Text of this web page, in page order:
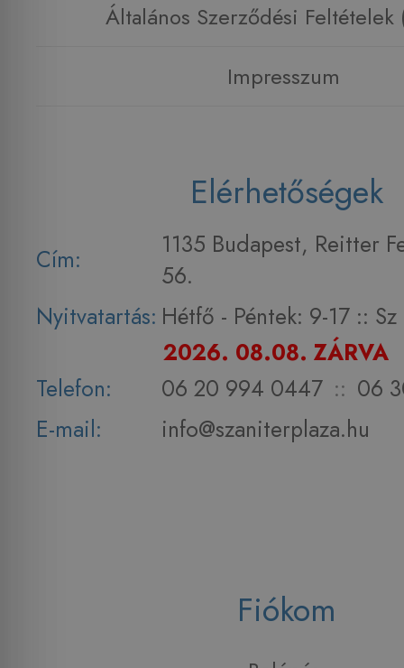
Általános Szerződési Feltételek
Impresszum
Elérhetőségek
Cím:
1135 Budapest, Reitter
56.
Nyitvatartás: Hétfő - Péntek: 9-17 :: Sz
2026. 08.08. ZÁRVA
Telefon:
06 20 994 0447 :: 06
E-mail:
info@szaniterplaza.hu
Fiókom